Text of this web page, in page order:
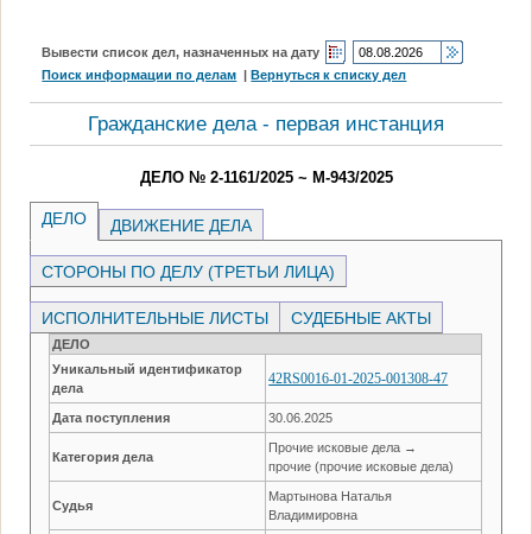
Вывести список дел, назначенных на дату
Поиск информации по делам |Вернуться к списку дел
Гражданские дела - первая инстанция
ДЕЛО № 2-1161/2025 ~ М-943/2025
ДЕЛО ДВИЖЕНИЕ ДЕЛА
СТОРОНЫ ПО ДЕЛУ (ТРЕТЬИ ЛИЦА)
ИСПОЛНИТЕЛЬНЫЕ ЛИСТЫ СУДЕБНЫЕ АКТЫ
ДЕЛО
Уникальный идентификатор
дела
42RS0016-01-2025-001308-47
Дата поступления 30.06.2025
Категория дела
Прочие исковые дела →
прочие (прочие исковые дела)
Судья
Мартынова Наталья
Владимировна